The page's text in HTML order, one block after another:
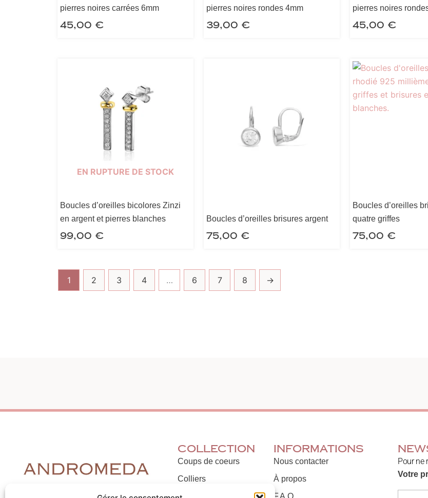
pierres noires carrées 6mm
45,00 €
pierres noires rondes 4mm
39,00 €
pierres noires
45,00 €
EN RUPTURE DE STOCK
Boucles d’oreilles bicolores Zinzi
en argent et pierres blanches
99,00 €
Boucles d’oreilles brisures argent
75,00 €
Boucles d’oreilles
quatre griffes
75,00 €
1 2 3 4 … 6 7 8 →
Collection
Coups de coeurs
Colliers
Bracelets
Informations
Nous contacter
À propos
F.A.Q
Pour ne
Votre